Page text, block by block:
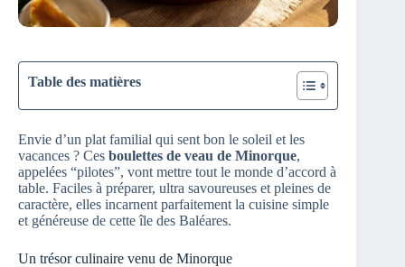
Table des matières
Envie d’un plat familial qui sent bon le soleil et les
vacances ? Ces boulettes de veau de Minorque,
appelées “pilotes”, vont mettre tout le monde d’accord à
table. Faciles à préparer, ultra savoureuses et pleines de
caractère, elles incarnent parfaitement la cuisine simple
et généreuse de cette île des Baléares.
Un trésor culinaire venu de Minorque